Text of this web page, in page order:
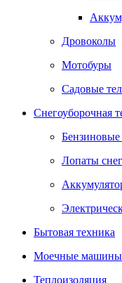
Дровоколы
Мотобуры
Садовые
Снегоуборочная
Лопаты
Бытовая техника
Моечные машины
Теплоизоляция